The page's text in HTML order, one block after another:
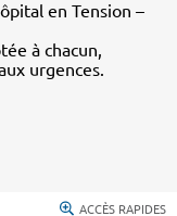
en Tension –
à chacun,
urgences.
ACCÈS RAPIDES